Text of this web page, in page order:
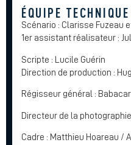
ÉQUIPE TECHNIQUE
Scénario : Clarisse Fuzeau
1er assistant réalisateur :
Scripte : Lucile Guérin
Direction de production :
Régisseur général :
Directeur de la
Cadre : Matthieu Hoareau /